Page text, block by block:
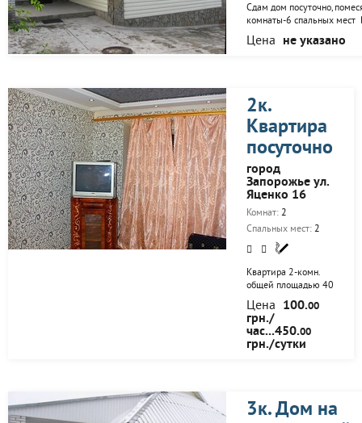
спальных
мест(2+2+1). Рядом
торговый центр
«Афина»,
Сдам дом
комнаты-6 спальных мест
удобства:
Большой двор для 3
машин,беседка,мангал.
Цена не указано
2к.
Квартира
посуточно
город
Запорожье ул.
Яценко 16
Комнат: 2
Спальных мест: 2
Квартира 2-комн.
общей площадью 40
м 2, расположена в
районе 5-ой
городской
больницы, в самом
Центре Запорожья,
чисто, уютно. Также
имеется всё
Цена 100.00
грн./
час...450.00
грн./сутки
3к. Дом на